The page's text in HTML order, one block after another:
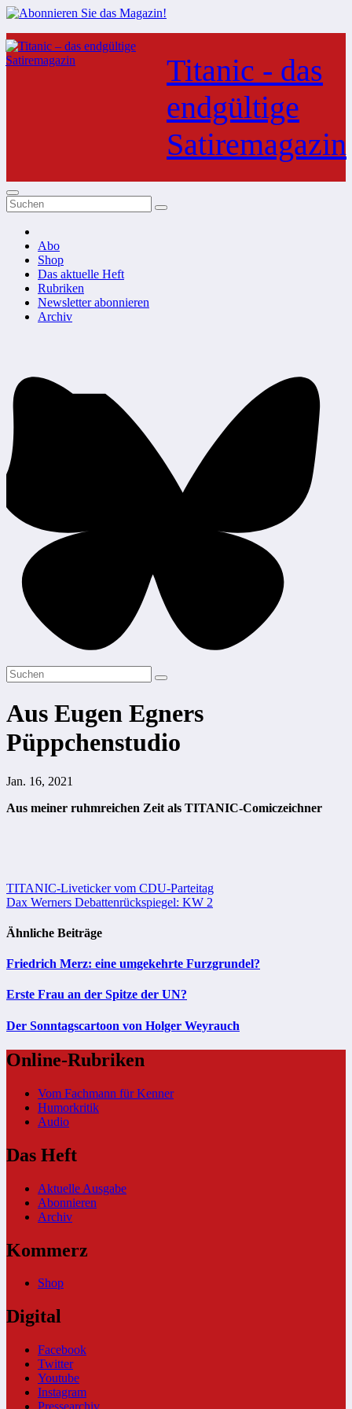
Zum
Inhalt
springen
Titanic - das
endgültige
Satiremagazin
Abo
Shop
Das aktuelle Heft
Rubriken
Newsletter abonnieren
Archiv
Aus Eugen Egners
Püppchenstudio
Jan. 16, 2021
Aus meiner ruhmreichen Zeit als TITANIC-Comiczeichner
Beitragsnavigation
TITANIC-Liveticker vom CDU-Parteitag
Dax Werners Debattenrückspiegel: KW 2
Ähnliche Beiträge
Friedrich Merz: eine umgekehrte Furzgrundel?
Erste Frau an der Spitze der UN?
Der Sonntagscartoon von Holger Weyrauch
Online-Rubriken
Vom Fachmann für Kenner
Humorkritik
Audio
Das Heft
Aktuelle Ausgabe
Abonnieren
Archiv
Kommerz
Shop
Digital
Facebook
Twitter
Youtube
Instagram